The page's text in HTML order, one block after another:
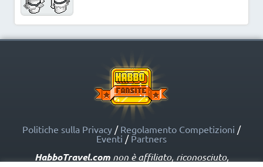
Politiche sulla Privacy / Regolamento Competizioni /
Eventi / Partners
HabboTravel.comnon è affiliato, riconosciuto,